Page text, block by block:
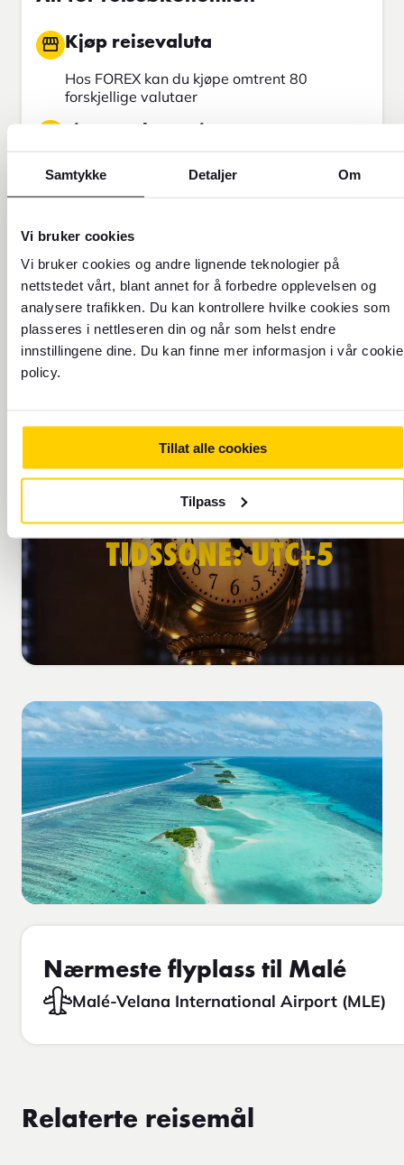
Samtykke Detaljer Om
Vi bruker cookies
Vi bruker cookies og andre lignende teknologier på
nettstedet vårt, blant annet for å forbedre opplevelsen og
analysere trafikken. Du kan kontrollere hvilke cookies som
plasseres i nettleseren din og når som helst endre
innstillingene dine. Du kan finne mer informasjon i vår cookie
policy.
Tillat alle cookies
Tilpass
Kjøp reisevaluta
Hos FOREX kan du kjøpe omtrent 80
forskjellige valutaer
Vi har spisskompetanse innen valuta og
reiseøkonomi
Hos oss finner du oppdatert informasjon om
over 300 destinasjoner verden over
Send penger
Send penger med Western Union
TIDSSONE: UTC+5
Nærmeste flyplass til Malé
Malé-Velana International Airport (MLE)
Relaterte reisemål